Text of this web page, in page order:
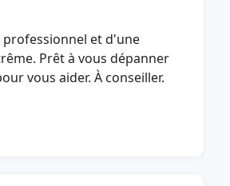
et d'une
Prêt à vous dépanner
vous aider. À conseiller.